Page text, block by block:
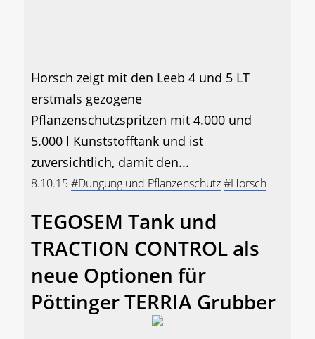
Horsch zeigt mit den Leeb 4 und 5 LT
erstmals gezogene
Pflanzenschutzspritzen mit 4.000 und
5.000 l Kunststofftank und ist
zuversichtlich, damit den...
8.10.15#Düngung und Pflanzenschutz#Horsch
TEGOSEM Tank und
TRACTION CONTROL als
neue Optionen für
Pöttinger TERRIA Grubber